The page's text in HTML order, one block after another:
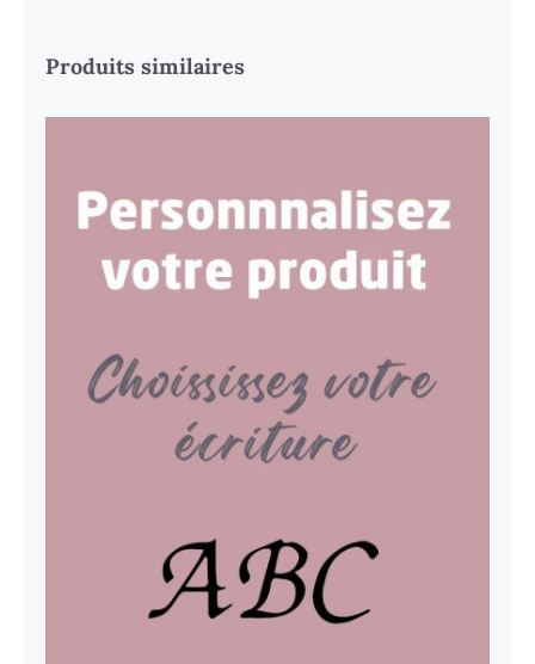
Produits similaires
Personnalisation prénom